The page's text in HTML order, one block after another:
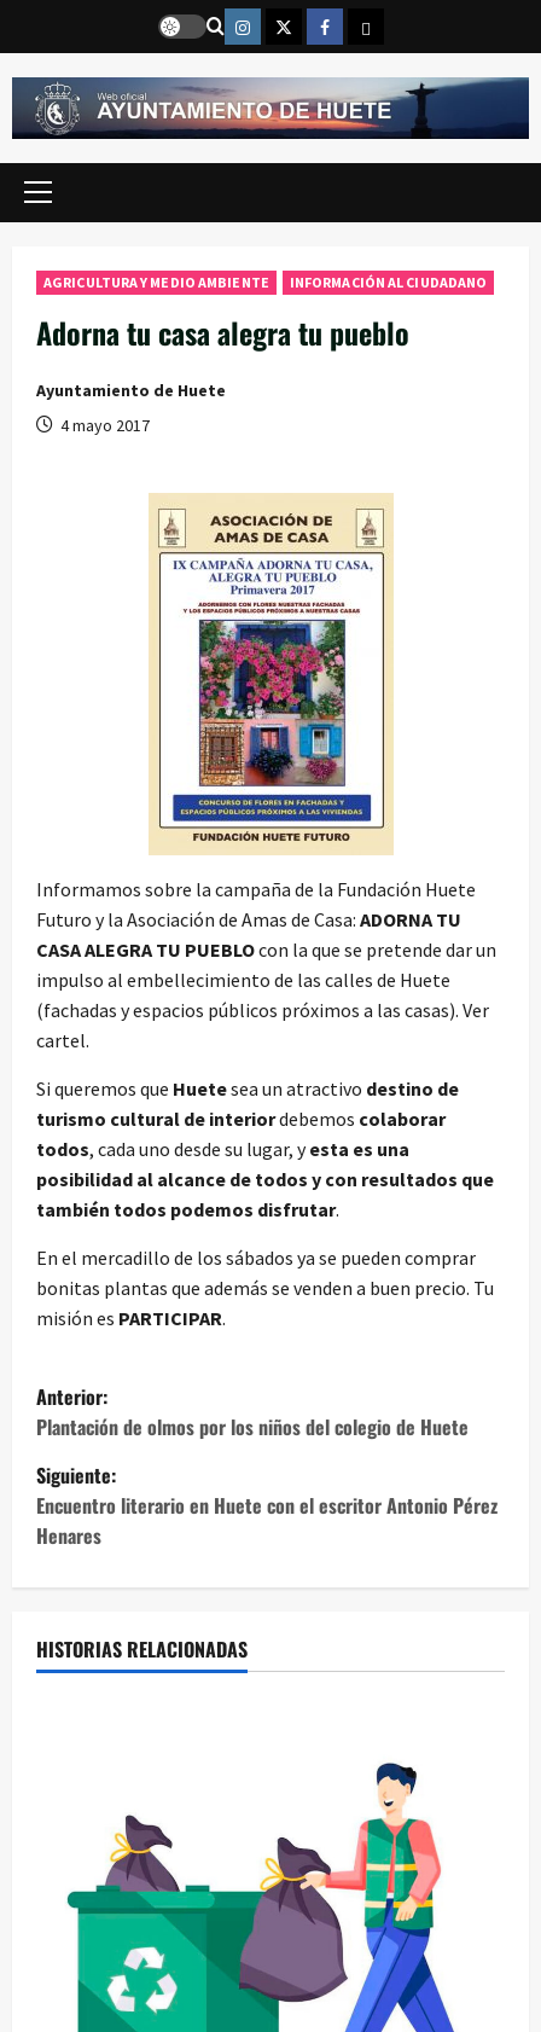
contenido
Instragram
TwitterFacebook
Email
Menú
AGRICULTURA Y MEDIO AMBIENTE INFORMACIÓN AL CIUDADANO
Adorna tu casa alegra tu pueblo
Ayuntamiento de Huete
4 mayo 2017
Informamos sobre la campaña de la Fundación Huete
Futuro y la Asociación de Amas de Casa: ADORNA TU
CASA ALEGRA TU PUEBLOcon la que se pretende dar un
impulso al embellecimiento de las calles de Huete
(fachadas y espacios públicos próximos a las casas). Ver
cartel.
Si queremos que Huetesea un atractivo destino de
turismo cultural de interiordebemos colaborar
todos, cada uno desde su lugar, yesta es una
posibilidad al alcance de todos y con resultados que
también todos podemos disfrutar.
En el mercadillo de los sábados ya se pueden comprar
bonitas plantas que además se venden a buen precio. Tu
misión es PARTICIPAR.
N
a
v
e
g
a
c
Anterior:
Plantación de olmos por los niños del colegio de Huete
Siguiente:
Encuentro literario en Huete con el escritor Antonio Pérez
Henares
HISTORIAS RELACIONADAS